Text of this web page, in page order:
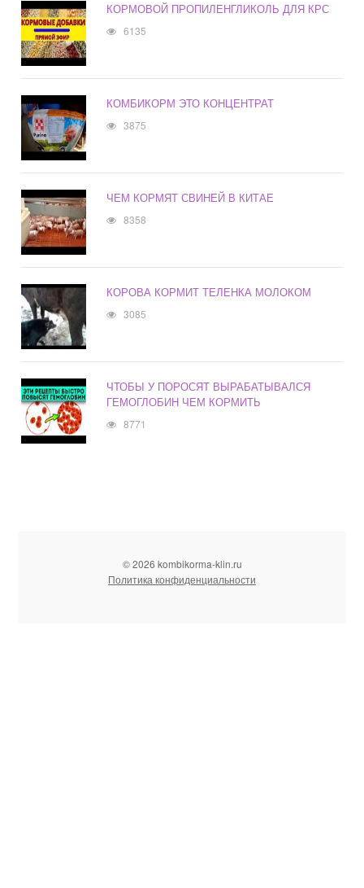
КОРМОВОЙ ПРОПИЛЕНГЛИКОЛЬ ДЛЯ КРС
6135
КОМБИКОРМ ЭТО КОНЦЕНТРАТ
3875
ЧЕМ КОРМЯТ СВИНЕЙ В КИТАЕ
8358
КОРОВА КОРМИТ ТЕЛЕНКА МОЛОКОМ
3085
ЧТОБЫ У ПОРОСЯТ ВЫРАБАТЫВАЛСЯ
ГЕМОГЛОБИН ЧЕМ КОРМИТЬ
8771
© 2026 kombikorma-klin.ru
Политика конфиденциальности